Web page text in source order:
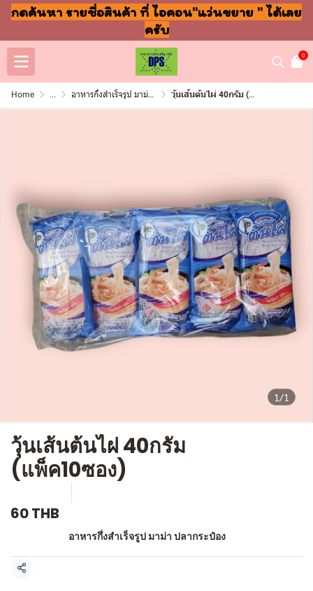
กดค้นหา รายชื่อสินค้า ที่ ไอคอน"แว่นขยาย " ได้เลย
ครับ
0
Home ... อาหารกึ่งสำเร็จรูป มาม่า ปลากระป๋อง วุ้นเส้นต้นไผ่ 40กรัม (แพ็ค10ซอง)
1/1
วุ้นเส้นต้นไผ่ 40กรัม
(แพ็ค10ซอง)
60 THB
อาหารกึ่งสำเร็จรูป มาม่า ปลากระป๋อง
แชร์